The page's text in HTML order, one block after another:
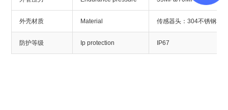
外壳材质 Material 传感器头：304不锈钢和
防护等级 Ip protection IP67